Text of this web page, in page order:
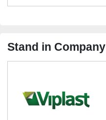
Stand in Company